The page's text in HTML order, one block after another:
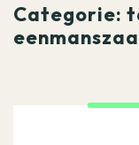
Categorie: